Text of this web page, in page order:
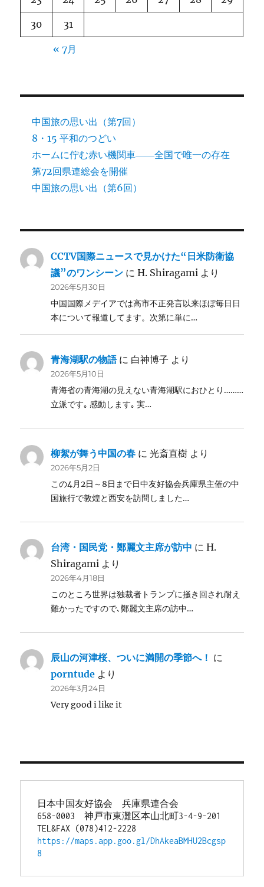
30 31
« 7月
中国旅の思い出（第7回）
8・15 平和のつどい
ホームに佇む赤い機関車――全国で唯一の存在
第72回県連総会を開催
中国旅の思い出（第6回）
CCTV国際ニュースで見かけた“日米防衛協
議”のワンシーン にH. Shiragami より
2026年5月30日
中国国際メデイアでは高市不正発言以来ほぼ毎日日
本について報道してます。次第に単に…
青海湖駅の物語に 白神博子 より
2026年5月10日
青海省の青海湖の見えない青海湖駅におひとり………
立派です｡ 感動します｡ 実…
柳絮が舞う中国の春 に光斎直樹 より
2026年5月2日
この4月2日～8日まで日中友好協会兵庫県主催の中
国旅行で敦煌と西安を訪問しました…
台湾・国民党・鄭麗文主席が訪中 にH.
Shiragami より
2026年4月18日
このところ世界は独裁者トランプに掻き回され耐え
難かったですので､鄭麗文主席の訪中…
辰山の河津桜、ついに満開の季節へ！ に
porntude より
2026年3月24日
Very good i like it
日本中国友好協会　兵庫県連合会
658-0003　神戸市東灘区本山北町3-4-9-201
TEL&FAX (078)412-2228
https://maps.app.goo.gl/DhAkeaBMHU2Bcgsp
8